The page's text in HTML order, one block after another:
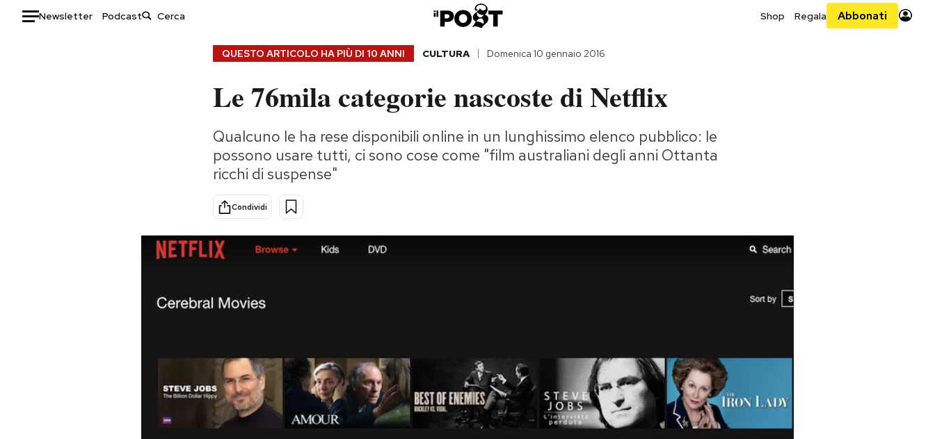
Newsletter Podcast Shop Regala Abbonati
Consumismi
Storie/Idee
Ok Boomer!
Europa
Altrecose
QUESTO ARTICOLO HA PIÙ DI 10 ANNI CULTURA Domenica 10 gennaio 2016
Le 76mila categorie nascoste di Netflix
Qualcuno le ha rese disponibili online in un lunghissimo elenco pubblico: le
possono usare tutti, ci sono cose come "film australiani degli anni Ottanta
ricchi di suspense"
Condividi